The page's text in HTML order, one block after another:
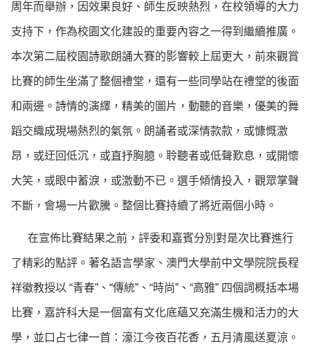
周年而舉辦，因效果良好、師生反映熱烈，在校領導的大力
支持下，作為校園文化建設的重要內容之一得到繼續推廣。
本次第二屆校園詩歌朗誦大賽的影響較上屆更大，前來觀賞
比賽的師生坐滿了整個禮堂，還有一些同學站在禮堂的後面
和兩邊。詩情的演繹，精美的圖片，動聽的音樂，優美的舞
蹈交織成現場熱烈的氣氛。朗誦者或深情款款，或慷慨激
昂，或迂回低沉，或直抒胸臆。聆聽者或低聲歎息，或開懷
大笑，或眼中蓄淚，或激動不已。選手傾情投入，觀眾掌聲
不斷，會場一片歡騰。整個比賽持續了將近兩個小時。
在宣佈比賽結果之前，評委和嘉賓分別對是次比賽進行
了精彩的點評。著名語言學家、澳門大學前中文學院院長程
祥徽教授以 “青春”、“傳統”、“時尚”、“高雅” 四個詞概括本場
比賽，嘉許科大是一個富有文化底蘊又充滿生機和活力的大
學，並口占七律一首：濠江今夜百花香，五月清風送夏涼。